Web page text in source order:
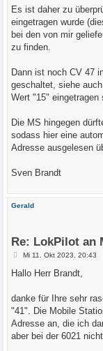
Es ist daher zu
eingetragen wurde
bei den von mir
zu finden.
Dann ist noch CV 47
geschaltet, siehe
Wert "15"
Die MS hingegen
sodass hier eine
Adresse ausgelesen
Sven Brandt
Gerald
Re: LokPilot an
B
i
a
Mi 11. Okt 2023, 20:43
Hallo Herr Brandt,
danke für Ihre sehr
"41". Die Mobile
Adresse an, die ich
aber bei der 6021